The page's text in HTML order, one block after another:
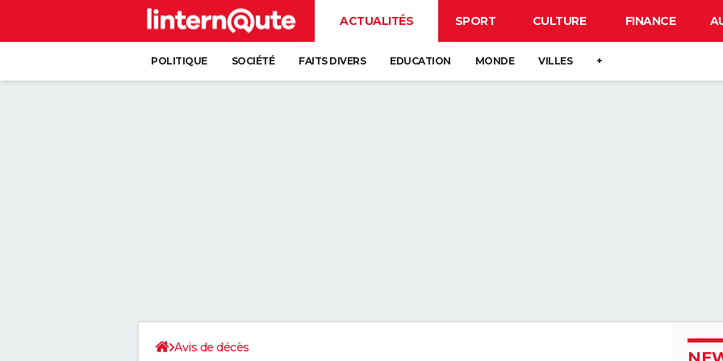
ACTUALITÉS SPORT CULTURE FINANCE
POLITIQUE SOCIÉTÉ FAITS DIVERS EDUCATION MONDE VILLES +
Avis de décès